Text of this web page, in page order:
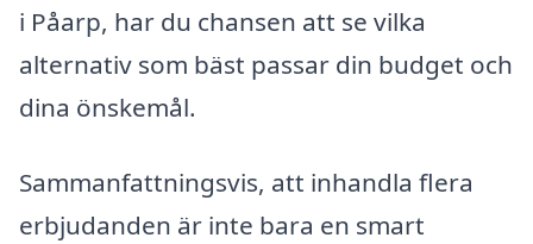
i Påarp, har du chansen att se vilka
alternativ som bäst passar din budget och
dina önskemål.
Sammanfattningsvis, att inhandla flera
erbjudanden är inte bara en smart